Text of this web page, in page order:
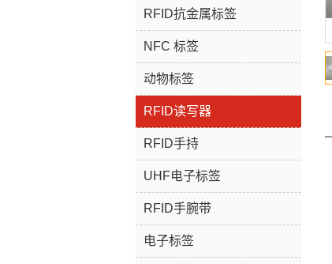
RFID抗金属标签
NFC 标签
动物标签
RFID读写器
RFID手持
UHF电子标签
RFID手腕带
电子标签